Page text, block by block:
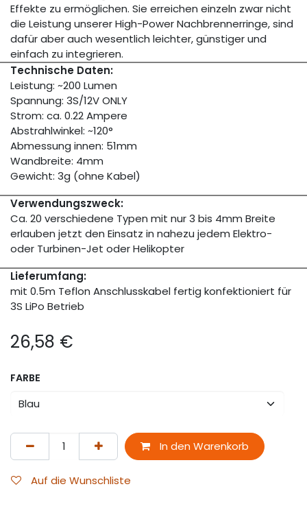
Effekte zu ermöglichen. Sie erreichen einzeln zwar nicht
die Leistung unserer High-Power Nachbrennerringe, sind
dafür aber auch wesentlich leichter, günstiger und
einfach zu integrieren.
Technische Daten:
Leistung: ~200 Lumen
Spannung: 3S/12V ONLY
Strom: ca. 0.22 Ampere
Abstrahlwinkel: ~120°
Abmessung innen: 51mm
Wandbreite: 4mm
Gewicht: 3g (ohne Kabel)
Verwendungszweck:
Ca. 20 verschiedene Typen mit nur 3 bis 4mm Breite
erlauben jetzt den Einsatz in nahezu jedem Elektro-
oder Turbinen-Jet oder Helikopter
Lieferumfang:
mit 0.5m Teflon Anschlusskabel fertig konfektioniert für
3S LiPo Betrieb
26,58 €
FARBE
In den Warenkorb
Auf die Wunschliste